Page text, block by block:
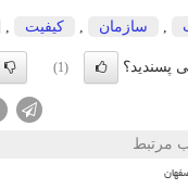
, سازمان , كیفیت ,
پسندید؟ (1)
مرتبط